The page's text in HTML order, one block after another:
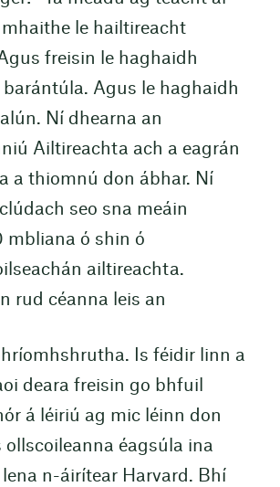
mhaithe le hailtireacht
freisin le haghaidh
Agus le haghaidh
Ní dhearna an
Ailtireachta ach a eagrán
a thiomnú don ábhar. Ní
seo sna meáin
mbliana ó shin ó
ailtireachta.
rud céanna leis an
Is féidir linn a
deara freisin go bhfuil
á léiriú ag mic léinn don
ollscoileanna éagsúla ina
n-áirítear Harvard. Bhí